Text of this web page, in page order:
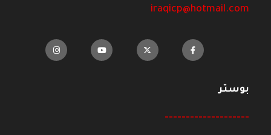
iraqicp@hotmail.com
بوستر
--------------------